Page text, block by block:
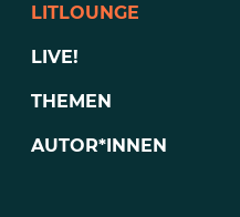
LITLOUNGE
LIVE!
THEMEN
AUTOR*INNEN